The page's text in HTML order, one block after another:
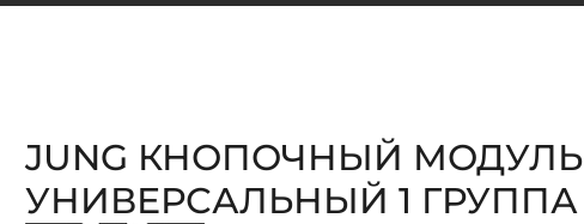
JUNG КНОПОЧНЫЙ МОДУЛЬ
УНИВЕРСАЛЬНЫЙ 1 ГРУППА